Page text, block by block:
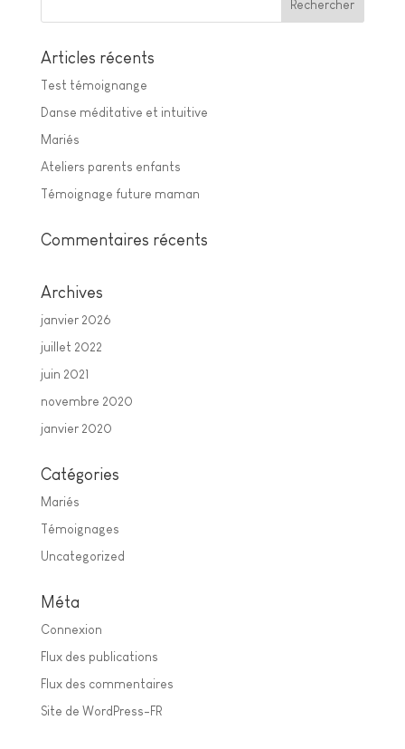
Articles récents
Test témoignange
Danse méditative et intuitive
Mariés
Ateliers parents enfants
Témoignage future maman
Commentaires récents
Archives
janvier 2026
juillet 2022
juin 2021
novembre 2020
janvier 2020
Catégories
Mariés
Témoignages
Uncategorized
Méta
Connexion
Flux des publications
Flux des commentaires
Site de WordPress-FR